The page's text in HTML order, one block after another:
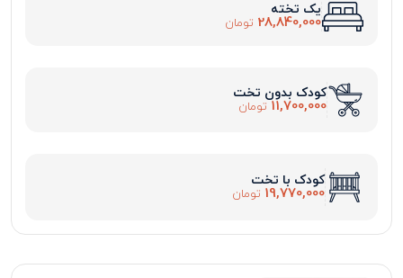
یک تخته
28,840,000 تومان
کودک بدون تخت
11,700,000 تومان
کودک با تخت
19,770,000 تومان